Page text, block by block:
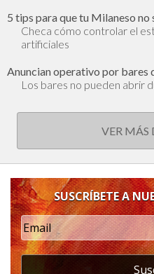
5 tips para que tu Milaneso no
Checa cómo controlar el
artificiales
Anuncian operativo por bares
Los bares no pueden abrir
VER MÁS
SUSCRÍBETE A